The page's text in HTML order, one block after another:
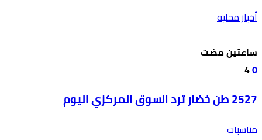
أخبار محليه
‫‫‫‏‫ساعتين مضت‬
0
4
2527 طن خضار ترد السوق المركزي اليوم
مناسبات